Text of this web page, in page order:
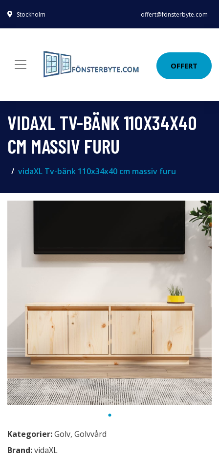
Stockholm offert@fönsterbyte.com
OFFERT
VIDAXL TV-BÄNK 110X34X40
CM MASSIV FURU
vidaXL Tv-bänk 110x34x40 cm massiv furu
Kategorier:Golv, Golvvård
Brand:vidaXL